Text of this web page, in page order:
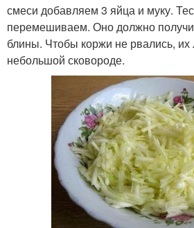
смеси добавляем 3 яйца и муку.
перемешиваем. Оно должно
блины. Чтобы коржи не рвались,
небольшой сковороде.